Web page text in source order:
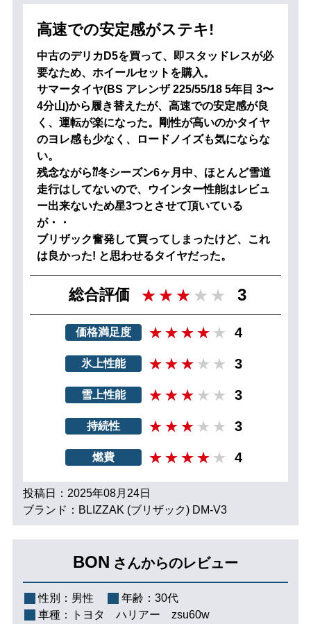
高速での安定感がステキ!
中古のデリカD5を買って、即スタッドレスが必
要なため、ホイールセットを購入。
サマータイヤ(BS アレンザ 225/55/18 5年目 3〜
4分山)から履き替えたが、高速での安定感が良
く、運転が楽になった。剛性が高いのかタイヤ
のヨレ感も少なく、ロードノイズも気にならな
い。
残念ながら⁇冬シーズン6ヶ月中、ほとんど雪道
走行はしてないので、ウインター性能はレビュ
ー出来ないため星3つとさせて頂いている
が・・
ブリザック奮発して買ってしまったけど、これ
は良かった! と思わせるタイヤだった。
総合評価 3
価格満足度 4
氷上性能 3
雪上性能 3
持続性 3
燃費 4
投稿日：2025年08月24日
ブランド：BLIZZAK (ブリザック) DM-V3
BON さんからのレビュー
性別： 男性 年齢： 30代
車種：
トヨタ ハリアー zsu60w